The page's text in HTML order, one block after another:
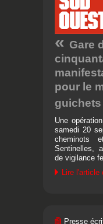
Gare
pour le
guichets
Une
samedi 20
cheminots
Sentinelles,
de vigilance
Lire l'article
Presse